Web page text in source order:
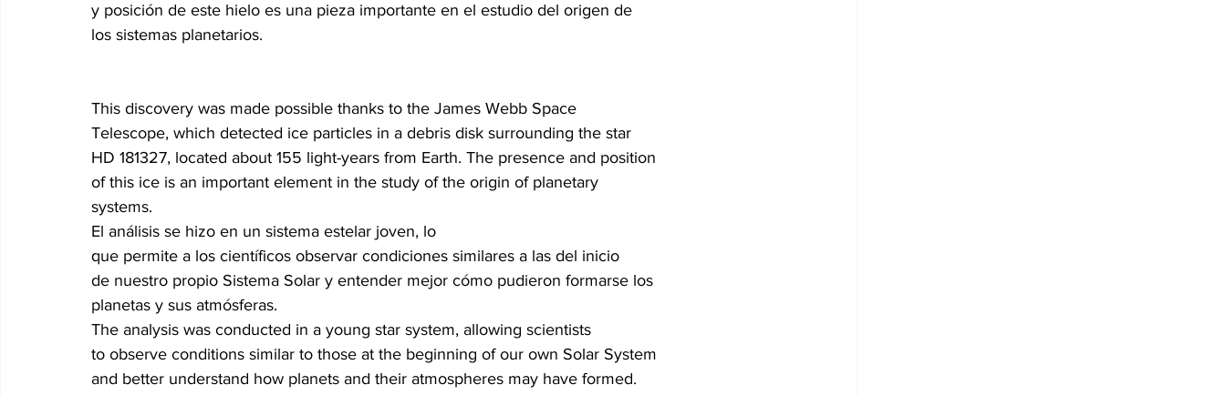
y posición de este hielo es una pieza importante en el estudio del origen de
los sistemas planetarios.
This discovery was made possible thanks to the James Webb Space
Telescope, which detected ice particles in a debris disk surrounding the star
HD 181327, located about 155 light-years from Earth. The presence and position
of this ice is an important element in the study of the origin of planetary
systems.
El análisis se hizo en un sistema estelar joven, lo
que permite a los científicos observar condiciones similares a las del inicio
de nuestro propio Sistema Solar y entender mejor cómo pudieron formarse los
planetas y sus atmósferas.
The analysis was conducted in a young star system, allowing scientists
to observe conditions similar to those at the beginning of our own Solar System
and better understand how planets and their atmospheres may have formed.